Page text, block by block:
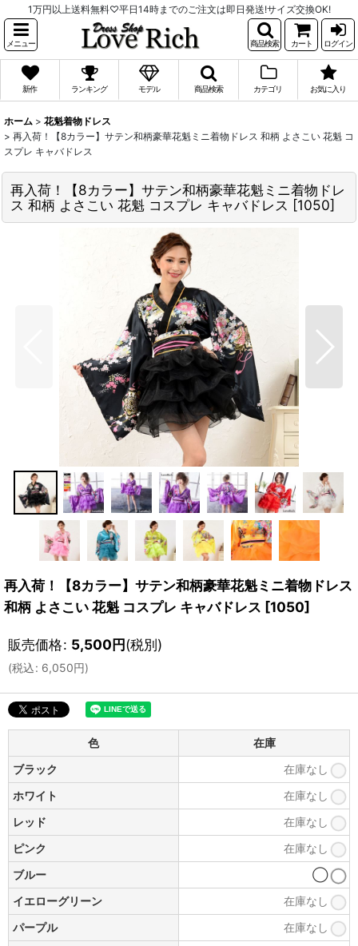
1万円以上送料無料♡平日14時までのご注文は即日発送!サイズ交換OK!
メニュー 商品検索 カート ログイン
新作 ランキング モデル 商品検索 カテゴリ お気に入り
ホーム > 花魁着物ドレス
> 再入荷！【8カラー】サテン和柄豪華花魁ミニ着物ドレス 和柄 よさこい 花魁 コ
スプレ キャバドレス
再入荷！【8カラー】サテン和柄豪華花魁ミニ着物ドレ
ス 和柄 よさこい 花魁 コスプレ キャバドレス [1050]
再入荷！【8カラー】サテン和柄豪華花魁ミニ着物ドレス
和柄 よさこい 花魁 コスプレ キャバドレス [1050]
販売価格: 5,500円(税別)
(税込: 6,050円)
色
在庫
ブラック
在庫なし
ホワイト
在庫なし
レッド
在庫なし
ピンク
在庫なし
ブルー
◯
イエローグリーン
在庫なし
パープル
在庫なし